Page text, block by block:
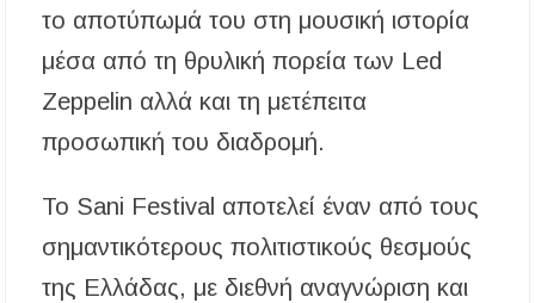
το αποτύπωμά του στη μουσική ιστορία
μέσα από τη θρυλική πορεία των Led
Zeppelin αλλά και τη μετέπειτα
προσωπική του διαδρομή.
Το Sani Festival αποτελεί έναν από τους
σημαντικότερους πολιτιστικούς θεσμούς
της Ελλάδας, με διεθνή αναγνώριση και